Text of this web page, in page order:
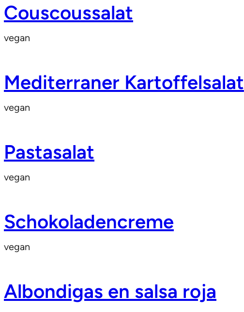
Couscoussalat
vegan
Mediterraner Kartoffelsalat
vegan
Pastasalat
vegan
Schokoladencreme
vegan
Albondigas en salsa roja